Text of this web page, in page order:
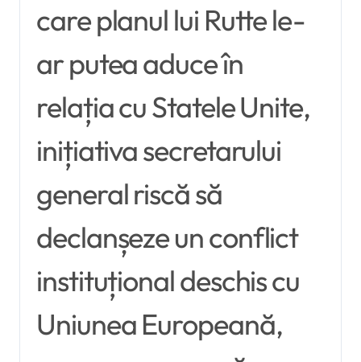
care planul lui Rutte le-
ar putea aduce în
relația cu Statele Unite,
inițiativa secretarului
general riscă să
declanșeze un conflict
instituțional deschis cu
Uniunea Europeană,